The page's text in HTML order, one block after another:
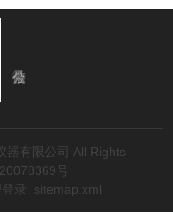
器有限公司 All Rights
号
录 sitemap.xml